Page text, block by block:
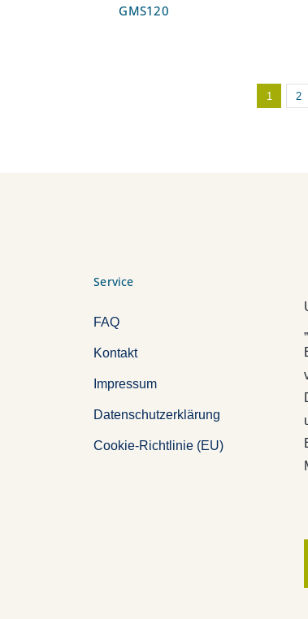
GMS120
1 2
Service
FAQ
Kontakt
Impressum
Datenschutzerklärung
Cookie-Richtlinie (EU)